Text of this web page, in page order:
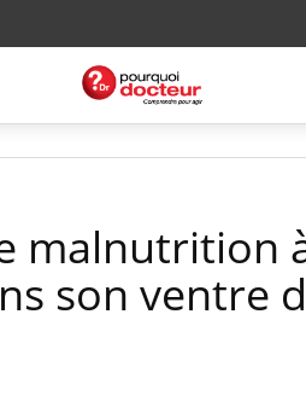
malnutrition
son ventre